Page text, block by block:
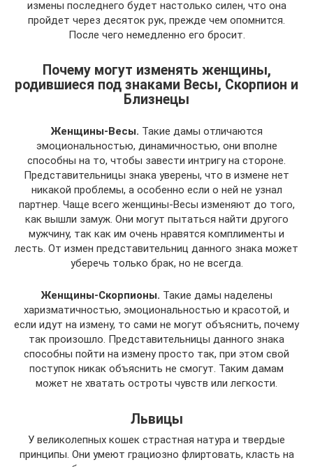
измены последнего будет настолько силен, что она
пройдет через десяток рук, прежде чем опомнится.
После чего немедленно его бросит.
Почему могут изменять женщины,
родившиеся под знаками Весы, Скорпион и
Близнецы
Женщины-Весы. Такие дамы отличаются
эмоциональностью, динамичностью, они вполне
способны на то, чтобы завести интригу на стороне.
Представительницы знака уверены, что в измене нет
никакой проблемы, а особенно если о ней не узнал
партнер. Чаще всего женщины-Весы изменяют до того,
как вышли замуж. Они могут пытаться найти другого
мужчину, так как им очень нравятся комплименты и
лесть. От измен представительниц данного знака может
уберечь только брак, но не всегда.
Женщины-Скорпионы. Такие дамы наделены
харизматичностью, эмоциональностью и красотой, и
если идут на измену, то сами не могут объяснить, почему
так произошло. Представительницы данного знака
способны пойти на измену просто так, при этом свой
поступок никак объяснить не смогут. Таким дамам
может не хватать остроты чувств или легкости.
Львицы
У великолепных кошек страстная натура и твердые
принципы. Они умеют грациозно флиртовать, класть на